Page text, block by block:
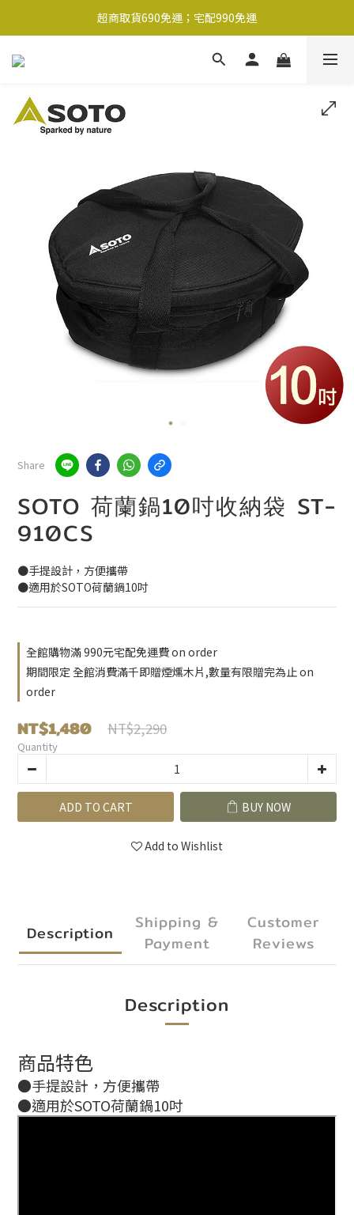
超商取貨690免運；宅配990免運
超商取貨690免運；宅配990免運
1-2工作天內出貨
Share
SOTO 荷蘭鍋10吋收納袋 ST-
910CS
●手提設計，方便攜帶
●適用於SOTO荷蘭鍋10吋
全館購物滿 990元宅配免運費 on order
期間限定 全館消費滿千即贈煙燻木片,數量有限贈完為止 on
order
NT$1,480 NT$2,290
Quantity
ADD TO CART BUY NOW
Add to Wishlist
Description
Shipping &
Payment
Customer
Reviews
Description
商品特色
●手提設計，方便攜帶
●適用於SOTO荷蘭鍋10吋